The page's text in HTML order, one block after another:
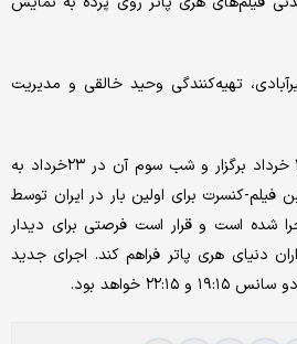
تهیه‌کنندگی وحید خالقی و مدیریت
این اجرا پیش از این ۱۰ و ۱۷ خرداد برگزار و شب سوم آن در ۲۳خرداد به
کنسرت برای اولین بار در ایران توسط
شده است و قرار است فرصتی برای دیدار
دنیای هری پاتر فراهم کند. اجرای جدید
خواهد بود.